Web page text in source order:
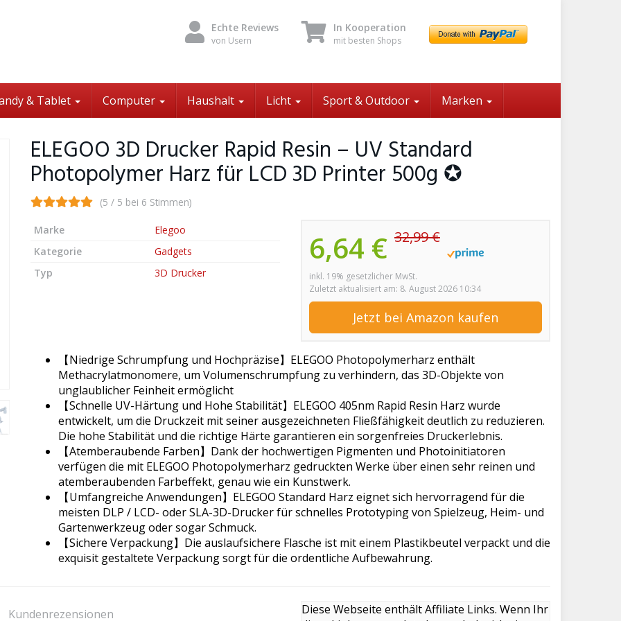
Echte Reviews
von Usern
In Kooperation
mit besten Shops
& Tablet Computer Haushalt Licht Sport & Outdoor Marken
ELEGOO 3D Drucker Rapid Resin – UV Standard
Photopolymer Harz für LCD 3D Printer 500g ✪
(5 / 5 bei 6 Stimmen)
6,64 € 32,99 €
inkl. 19% gesetzlicher MwSt.
Zuletzt aktualisiert am: 8. August 2026 10:34
Jetzt bei Amazon kaufen
Marke
Elegoo
Kategorie
Gadgets
Typ
3D Drucker
【Niedrige Schrumpfung und Hochpräzise】ELEGOO Photopolymerharz enthält
Methacrylatmonomere, um Volumenschrumpfung zu verhindern, das 3D-Objekte von
unglaublicher Feinheit ermöglicht
【Schnelle UV-Härtung und Hohe Stabilität】ELEGOO 405nm Rapid Resin Harz wurde
entwickelt, um die Druckzeit mit seiner ausgezeichneten Fließfähigkeit deutlich zu reduzieren.
Die hohe Stabilität und die richtige Härte garantieren ein sorgenfreies Druckerlebnis.
【Atemberaubende Farben】Dank der hochwertigen Pigmenten und Photoinitiatoren
verfügen die mit ELEGOO Photopolymerharz gedruckten Werke über einen sehr reinen und
atemberaubenden Farbeffekt, genau wie ein Kunstwerk.
【Umfangreiche Anwendungen】ELEGOO Standard Harz eignet sich hervorragend für die
meisten DLP / LCD- oder SLA-3D-Drucker für schnelles Prototyping von Spielzeug, Heim- und
Gartenwerkzeug oder sogar Schmuck.
【Sichere Verpackung】Die auslaufsichere Flasche ist mit einem Plastikbeutel verpackt und die
exquisit gestaltete Verpackung sorgt für die ordentliche Aufbewahrung.
Kundenrezensionen
Diese Webseite enthält Affiliate Links. Wenn Ihr